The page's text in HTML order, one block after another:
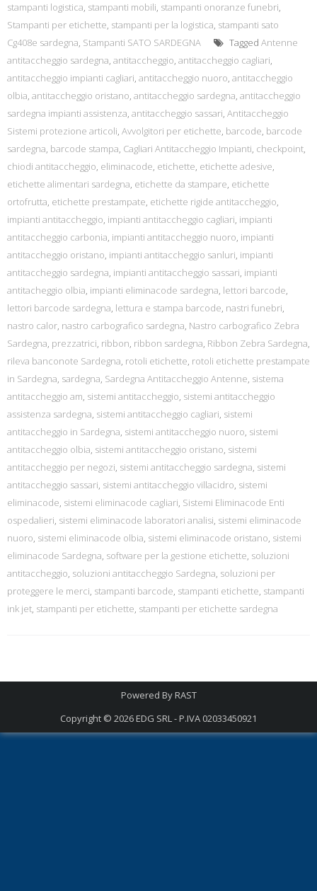
stampanti logistica, stampanti mobili, stampanti onoranze funebri,
Stampanti per etichette, stampanti per la logistica, stampanti sato
Cg408e sardegna, Stampanti SATO SARDEGNA Tagged Antenne
antitaccheggio sardegna, antitaccheggio, antitaccheggio cagliari,
antitaccheggio impianti cagliari, antitaccheggio nuoro, antitaccheggio
olbia, antitaccheggio oristano, antitaccheggio sardegna, antitaccheggio
sardegna impianti assistenza, antitaccheggio sassari, Antitaccheggio
Sistemi protezione articoli, Avvolgitori per etichette, barcode, barcode
sardegna, barcode stampa, Cagliari Antitaccheggio Impianti, checkpoint,
chiodi antitaccheggio, eliminacode, etichette, etichette adesive,
etichette alimentari sardegna, etichette da stampare, etichette
ortofrutta, etichette prestampate, etichette rigide antitaccheggio,
impianti antitaccheggio, impianti antitaccheggio cagliari, impianti
antitaccheggio carbonia, impianti antitaccheggio nuoro, impianti
antitaccheggio oristano, impianti antitaccheggio sanluri, impianti
antitaccheggio sardegna, impianti antitaccheggio sassari, impianti
antitacheggio olbia, impianti eliminacode sardegna, lettori barcode,
lettori barcode sardegna, lettura e stampa barcode, nastri funebri,
nastro calor, nastro carbografico sardegna, Nastro carbografico Zebra
Sardegna, prezzatrici, ribbon, ribbon sardegna, Ribbon Zebra Sardegna,
rileva banconote Sardegna, rotoli etichette, rotoli etichette prestampate
in Sardegna, sardegna, Sardegna Antitaccheggio Antenne, sistema
antitaccheggio am, sistemi antitaccheggio, sistemi antitaccheggio
assistenza sardegna, sistemi antitaccheggio cagliari, sistemi
antitaccheggio in Sardegna, sistemi antitaccheggio nuoro, sistemi
antitaccheggio olbia, sistemi antitaccheggio oristano, sistemi
antitaccheggio per negozi, sistemi antitaccheggio sardegna, sistemi
antitaccheggio sassari, sistemi antitaccheggio villacidro, sistemi
eliminacode, sistemi eliminacode cagliari, Sistemi Eliminacode Enti
ospedalieri, sistemi eliminacode laboratori analisi, sistemi eliminacode
nuoro, sistemi eliminacode olbia, sistemi eliminacode oristano, sistemi
eliminacode Sardegna, software per la gestione etichette, soluzioni
antitaccheggio, soluzioni antitaccheggio Sardegna, soluzioni per
proteggere le merci, stampanti barcode, stampanti etichette, stampanti
ink jet, stampanti per etichette, stampanti per etichette sardegna
Powered ByRAST
Copyright © 2026EDG SRL - P.IVA 02033450921